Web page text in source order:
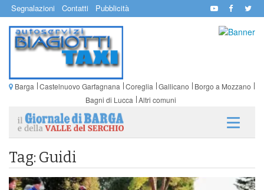
Segnalazioni Contatti Pubblicità
Barga Castelnuovo Garfagnana Coreglia Gallicano
Borgo a Mozzano
Bagni di Lucca Altri comuni
Tag: Guidi